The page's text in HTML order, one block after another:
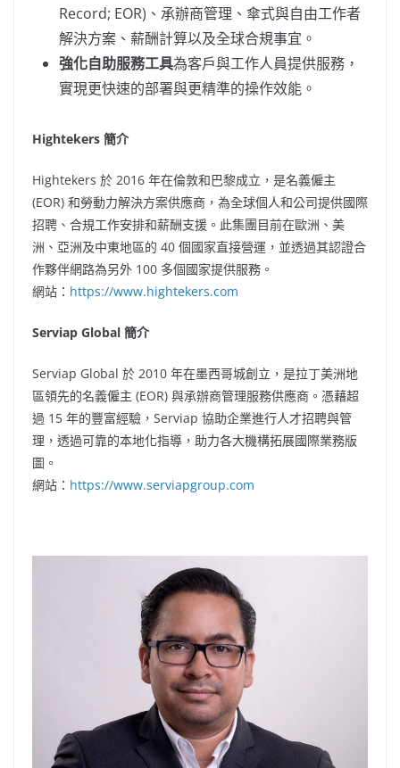
Record; EOR)、承辦商管理、傘式與自由工作者
解決方案、薪酬計算以及全球合規事宜。
強化自助服務工具為客戶與工作人員提供服務，
實現更快速的部署與更精準的操作效能。
Hightekers 簡介
Hightekers 於 2016 年在倫敦和巴黎成立，是名義僱主
(EOR) 和勞動力解決方案供應商，為全球個人和公司提供國際
招聘、合規工作安排和薪酬支援。此集團目前在歐洲、美
洲、亞洲及中東地區的 40 個國家直接營運，並透過其認證合
作夥伴網路為另外 100 多個國家提供服務。
網站： https://www.hightekers.com
Serviap Global 簡介
Serviap Global 於 2010 年在墨西哥城創立，是拉丁美洲地
區領先的名義僱主 (EOR) 與承辦商管理服務供應商。憑藉超
過 15 年的豐富經驗，Serviap 協助企業進行人才招聘與管
理，透過可靠的本地化指導，助力各大機構拓展國際業務版
圖。
網站： https://www.serviapgroup.com